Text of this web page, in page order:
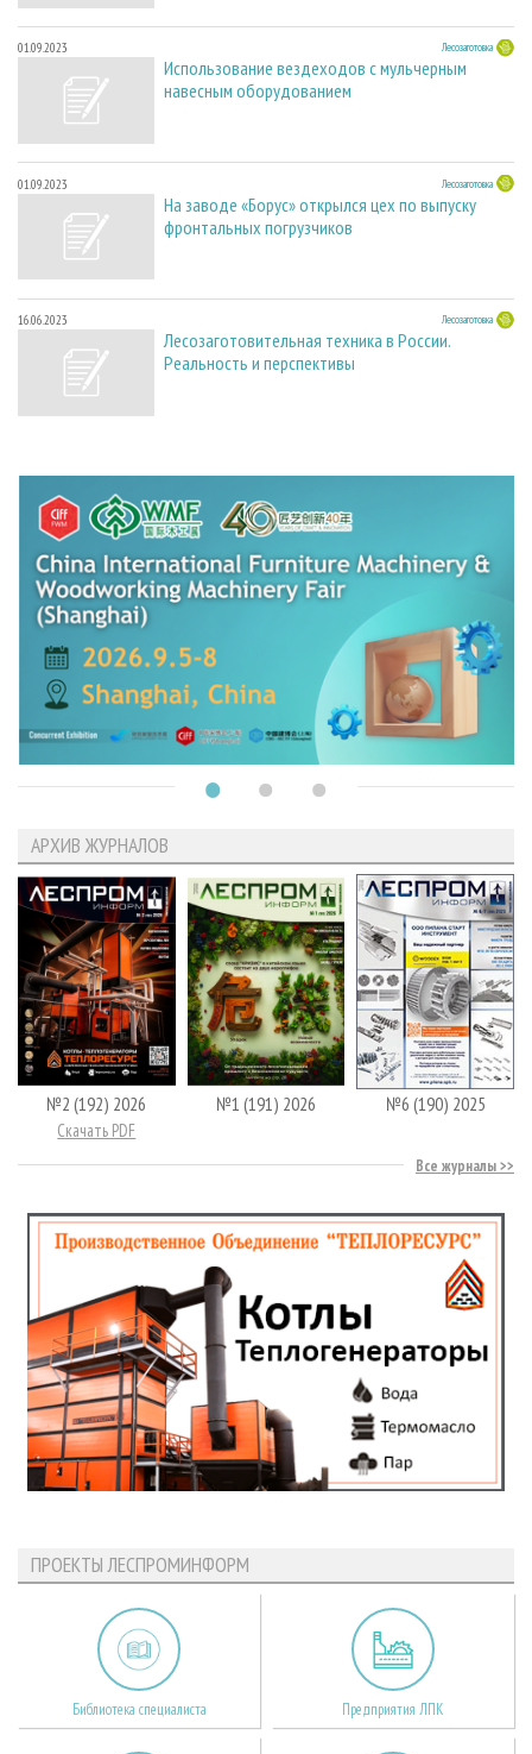
01.09.2023 Лесозаготовка
Использование вездеходов с мульчерным
навесным оборудованием
01.09.2023 Лесозаготовка
На заводе «Борус» открылся цех по выпуску
фронтальных погрузчиков
16.06.2023 Лесозаготовка
Лесозаготовительная техника в России.
Реальность и перспективы
АРХИВ ЖУРНАЛОВ
№2 (192) 2026
Скачать PDF
№1 (191) 2026 №6 (190) 2025
Все журналы
ПРОЕКТЫ ЛЕСПРОМИНФОРМ
Библиотека специалиста Предприятия ЛПК